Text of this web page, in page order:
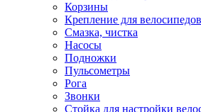
Корзины
Крепление для велосипедов
Смазка, чистка
Насосы
Подножки
Пульсометры
Рога
Звонки
Стойка для настройки